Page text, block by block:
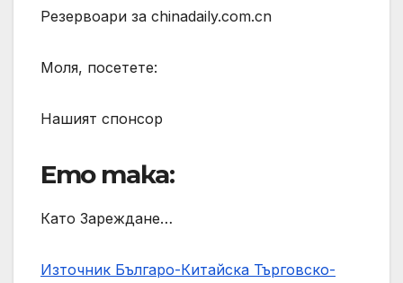
Резервоари за chinadaily.com.cn
Моля, посетете:
Нашият спонсор
Ето така:
Като Зареждане…
Източник Българо-Китайска Търговско-